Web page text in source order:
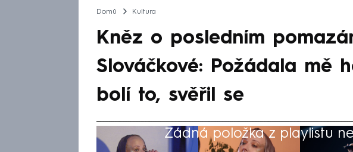
Domů Kultura
Kněz o posledním
Slováčkové: Požádala mě
bolí to, svěřil se
Žádná položka z playlistu